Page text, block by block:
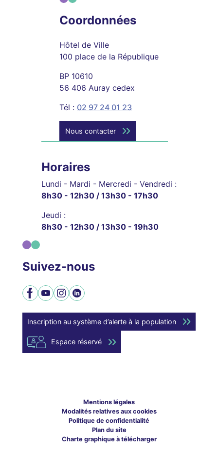
Coordonnées
Hôtel de Ville
100 place de la République
BP 10610
56 406 Auray cedex
Tél : 02 97 24 01 23
Nous contacter
Horaires
Lundi - Mardi - Mercredi - Vendredi :
8h30 - 12h30 / 13h30 - 17h30
Jeudi :
8h30 - 12h30 / 13h30 - 19h30
Suivez-nous
Facebook
YouTubeInstagram
LinkedIn
Inscription au système d’alerte à la population
Espace réservé
Mentions légales
Modalités relatives aux cookies
Politique de confidentialité
Plan du site
Charte graphique à télécharger